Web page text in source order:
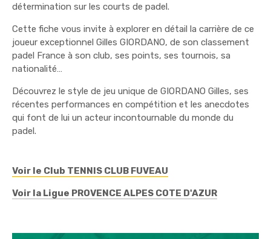
détermination sur les courts de padel.
Cette fiche vous invite à explorer en détail la carrière de ce
joueur exceptionnel Gilles GIORDANO, de son classement
padel France à son club, ses points, ses tournois, sa
nationalité…
Découvrez le style de jeu unique de GIORDANO Gilles, ses
récentes performances en compétition et les anecdotes
qui font de lui un acteur incontournable du monde du
padel.
Voir le Club TENNIS CLUB FUVEAU
Voir la Ligue PROVENCE ALPES COTE D'AZUR